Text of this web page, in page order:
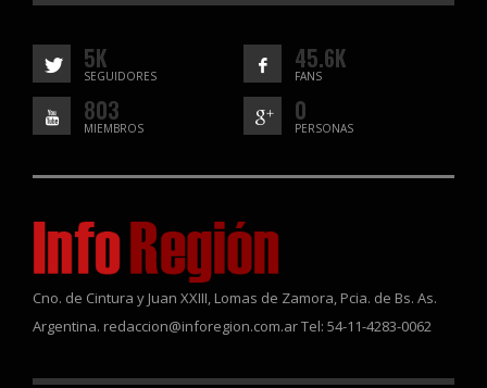
5K
SEGUIDORES
45.6K
FANS
803
MIEMBROS
0
PERSONAS
Cno. de Cintura y Juan XXIII, Lomas de Zamora, Pcia. de Bs. As.
Argentina. redaccion@inforegion.com.ar Tel: 54-11-4283-0062